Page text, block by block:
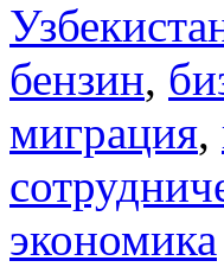
бензин,
миграция,
экономика